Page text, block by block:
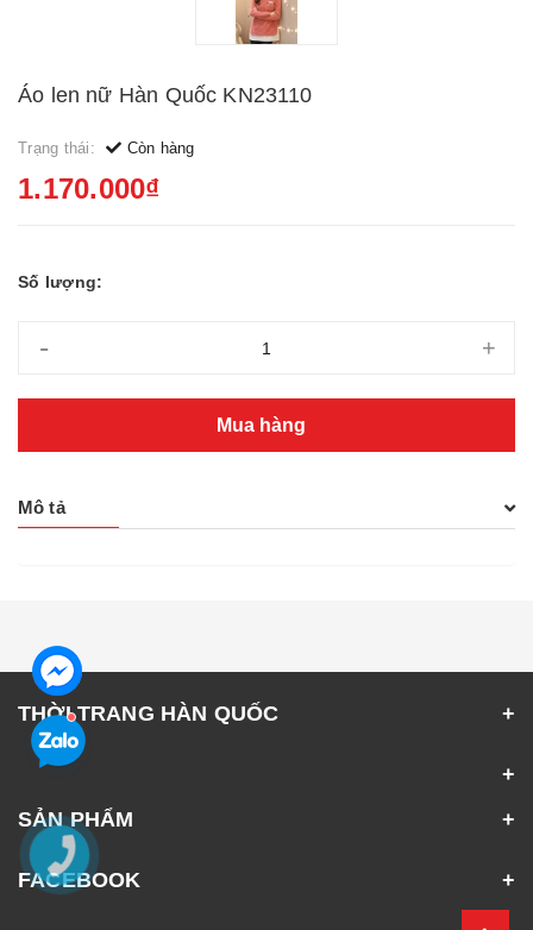
Áo len nữ Hàn Quốc KN23110
Trạng thái: Còn hàng
1.170.000₫
Số lượng:
- +
Mua hàng
Mô tả
THỜI TRANG HÀN QUỐC
SẢN PHẨM
FACEBOOK